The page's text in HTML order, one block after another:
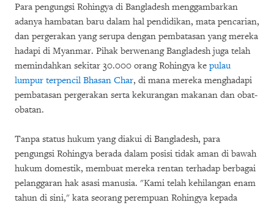
Para pengungsi Rohingya di Bangladesh menggambarkan
adanya hambatan baru dalam hal pendidikan, mata pencarian,
dan pergerakan yang serupa dengan pembatasan yang mereka
hadapi di Myanmar. Pihak berwenang Bangladesh juga telah
memindahkan sekitar 30.000 orang Rohingya ke pulau
lumpur terpencil Bhasan Char, di mana mereka menghadapi
pembatasan pergerakan serta kekurangan makanan dan obat-
obatan.
Tanpa status hukum yang diakui di Bangladesh, para
pengungsi Rohingya berada dalam posisi tidak aman di bawah
hukum domestik, membuat mereka rentan terhadap berbagai
pelanggaran hak asasi manusia. "Kami telah kehilangan enam
tahun di sini," kata seorang perempuan Rohingya kepada